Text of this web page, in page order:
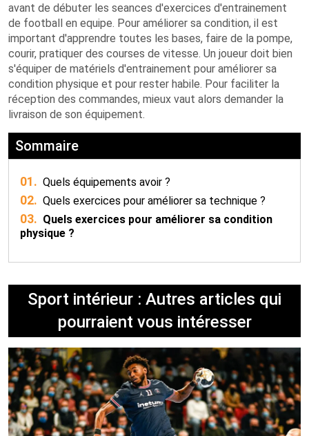
avant de débuter les seances d'exercices d'entrainement
de football en equipe. Pour améliorer sa condition, il est
important d'apprendre toutes les bases, faire de la pompe,
courir, pratiquer des courses de vitesse. Un joueur doit bien
s'équiper de matériels d'entrainement pour améliorer sa
condition physique et pour rester habile. Pour faciliter la
réception des commandes, mieux vaut alors demander la
livraison de son équipement.
Sommaire
01. Quels équipements avoir ?
02. Quels exercices pour améliorer sa technique ?
03. Quels exercices pour améliorer sa condition
physique ?
Sport intérieur : Autres articles qui
pourraient vous intéresser